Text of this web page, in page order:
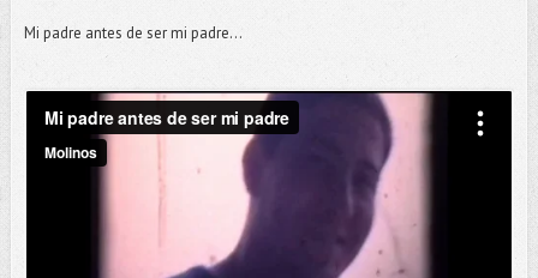
Mi padre antes de ser mi padre...